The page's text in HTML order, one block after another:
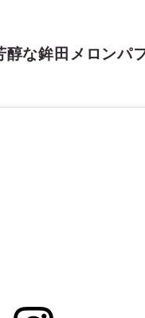
醇な鉾田メロン